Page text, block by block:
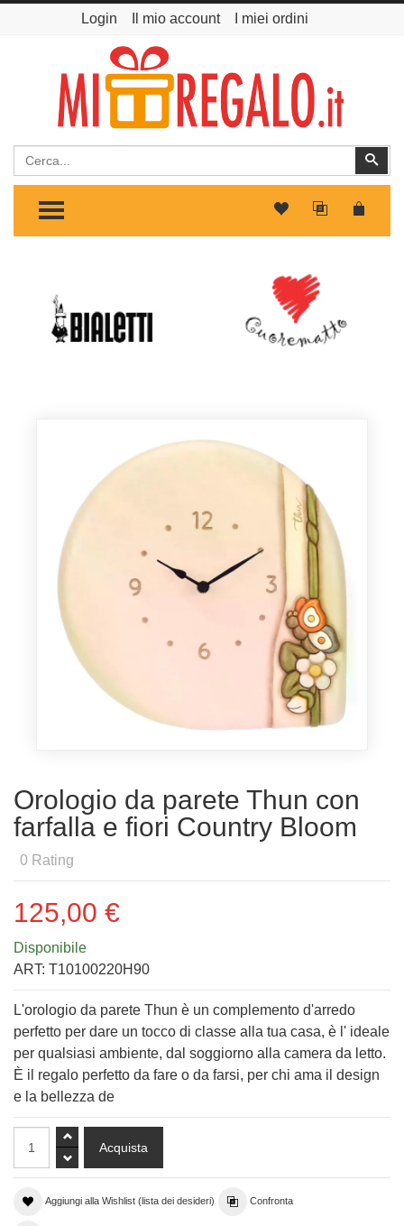
Login Il mio account I miei ordini
Cerca
TOGGLE MENU
Orologio da parete Thun con
farfalla e fiori Country Bloom
0 Rating
125,00 €
Disponibile
ART: T10100220H90
L'orologio da parete Thun è un complemento d'arredo
perfetto per dare un tocco di classe alla tua casa, è l' ideale
per qualsiasi ambiente, dal soggiorno alla camera da letto.
È il regalo perfetto da fare o da farsi, per chi ama il design
e la bellezza de
Aggiungi alla Wishlist (lista dei desideri) Confronta